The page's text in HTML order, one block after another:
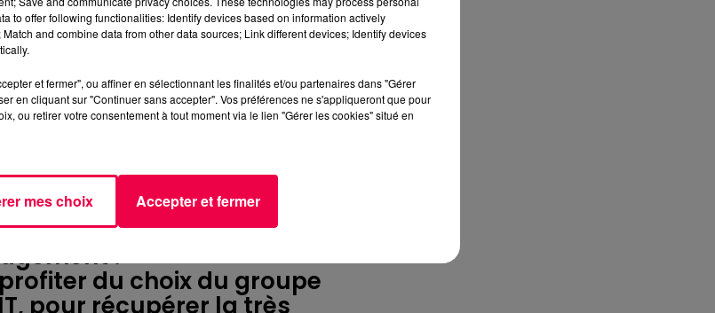
!”
6 juin 2025
sur votre
de l’audiovisuel, a
des chaînes pour une
chaînes par
d’information se
à 16. BFMTV passe ainsi
du 26 au 15, et
!
du choix du groupe
pour récupérer la très
to offer following functionalities: Identify devices based on information actively
and combine data from other data sources; Link different devices; Identify devices
et fermer", ou affiner en sélectionnant les finalités et/ou partenaires dans "Gérer
en cliquant sur "Continuer sans accepter". Vos préférences ne s'appliqueront que pour
ou retirer votre consentement à tout moment via le lien "Gérer les cookies" situé en
mes choix Accepter et fermer